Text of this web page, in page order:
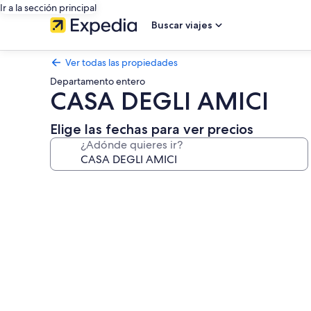
Ir a la sección principal
Buscar viajes
Ver todas las propiedades
Departamento entero
CASA DEGLI AMICI
Elige las fechas para ver precios
¿Adónde quieres ir?